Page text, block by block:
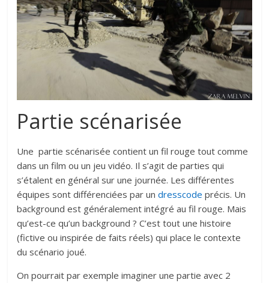
Partie scénarisée
Une partie scénarisée contient un fil rouge tout comme
dans un film ou un jeu vidéo. Il s’agit de parties qui
s’étalent en général sur une journée. Les différentes
équipes sont différenciées par undresscode précis. Un
background est généralement intégré au fil rouge. Mais
qu’est-ce qu’un background ? C’est tout une histoire
(fictive ou inspirée de faits réels) qui place le contexte
du scénario joué.
On pourrait par exemple imaginer une partie avec 2